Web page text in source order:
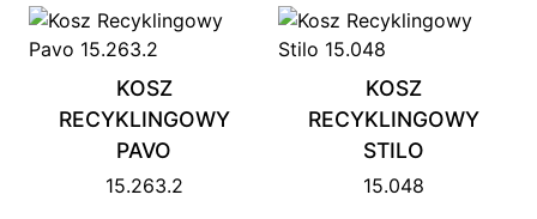
KOSZ
RECYKLINGOWY
PAVO
15.263.2
KOSZ
RECYKLINGOWY
STILO
15.048